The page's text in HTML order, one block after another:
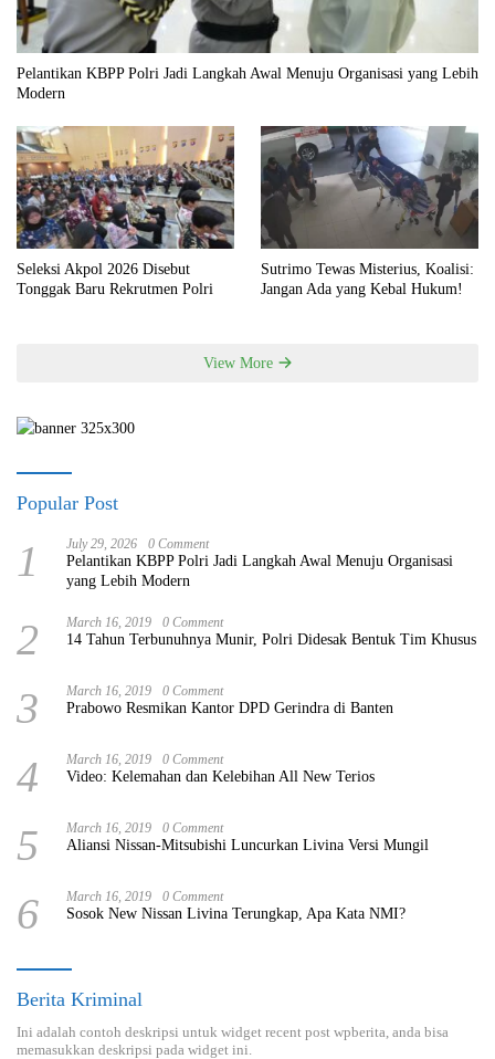
Pelantikan KBPP Polri Jadi Langkah Awal Menuju Organisasi yang Lebih
Modern
Seleksi Akpol 2026 Disebut
Tonggak Baru Rekrutmen Polri
Sutrimo Tewas Misterius, Koalisi:
Jangan Ada yang Kebal Hukum!
View More
Popular Post
1 July 29, 2026 0 Comment
Pelantikan KBPP Polri Jadi Langkah Awal Menuju Organisasi
yang Lebih Modern
2 March 16, 2019 0 Comment
14 Tahun Terbunuhnya Munir, Polri Didesak Bentuk Tim Khusus
3 March 16, 2019 0 Comment
Prabowo Resmikan Kantor DPD Gerindra di Banten
4 March 16, 2019 0 Comment
Video: Kelemahan dan Kelebihan All New Terios
5 March 16, 2019 0 Comment
Aliansi Nissan-Mitsubishi Luncurkan Livina Versi Mungil
6 March 16, 2019 0 Comment
Sosok New Nissan Livina Terungkap, Apa Kata NMI?
Berita Kriminal
Ini adalah contoh deskripsi untuk widget recent post wpberita, anda bisa
memasukkan deskripsi pada widget ini.